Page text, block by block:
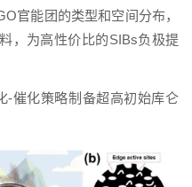
官能团的类型和空间分布，
，为高性价比的SIBs负极提
-催化策略制备超高初始库仑